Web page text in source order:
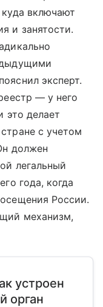
включают
и занятости.
эксперт.
— у него
это делает
с учетом
должен
легальный
года, когда
России.
механизм,
устроен
орган